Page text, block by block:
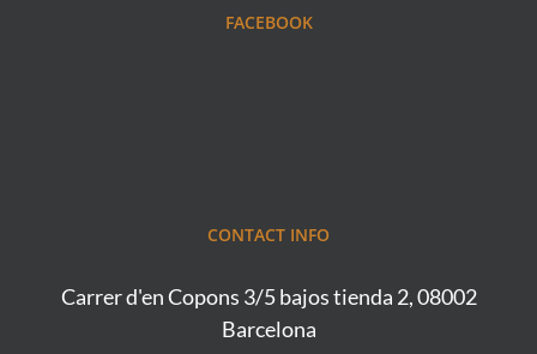
FACEBOOK
CONTACT INFO
Carrer d'en Copons 3/5 bajos tienda 2, 08002
Barcelona